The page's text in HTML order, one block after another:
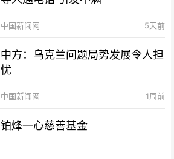
中国新闻网 5天前
中方：乌克兰问题局势发展令人担
忧
中国新闻网 1周前
铂烽一心慈善基金